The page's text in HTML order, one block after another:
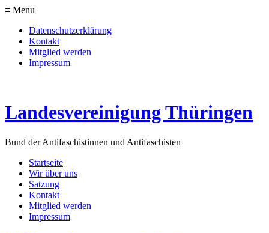
≡ Menu
Datenschutzerklärung
Kontakt
Mitglied werden
Impressum
Landesvereinigung Thüringen
Bund der Antifaschistinnen und Antifaschisten
Startseite
Wir über uns
Satzung
Kontakt
Mitglied werden
Impressum